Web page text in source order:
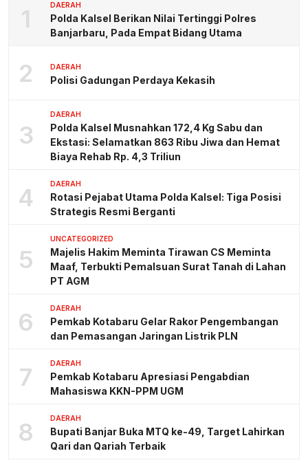
1 DAERAH
Polda Kalsel Berikan Nilai Tertinggi Polres
Banjarbaru, Pada Empat Bidang Utama
2 DAERAH
Polisi Gadungan Perdaya Kekasih
3
DAERAH
Polda Kalsel Musnahkan 172,4 Kg Sabu dan
Ekstasi: Selamatkan 863 Ribu Jiwa dan Hemat
Biaya Rehab Rp. 4,3 Triliun
4 DAERAH
Rotasi Pejabat Utama Polda Kalsel: Tiga Posisi
Strategis Resmi Berganti
5
UNCATEGORIZED
Majelis Hakim Meminta Tirawan CS Meminta
Maaf, Terbukti Pemalsuan Surat Tanah di Lahan
PT AGM
6 DAERAH
Pemkab Kotabaru Gelar Rakor Pengembangan
dan Pemasangan Jaringan Listrik PLN
7 DAERAH
Pemkab Kotabaru Apresiasi Pengabdian
Mahasiswa KKN-PPM UGM
8 DAERAH
Bupati Banjar Buka MTQ ke-49, Target Lahirkan
Qari dan Qariah Terbaik